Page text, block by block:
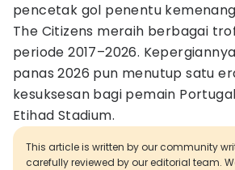
pencetak gol penentu
The Citizens meraih berbagai
periode 2017–2026.
panas 2026 pun menutup satu
kesuksesan bagi pemain
Etihad Stadium.
This article is written by our community
carefully reviewed by our editorial team.